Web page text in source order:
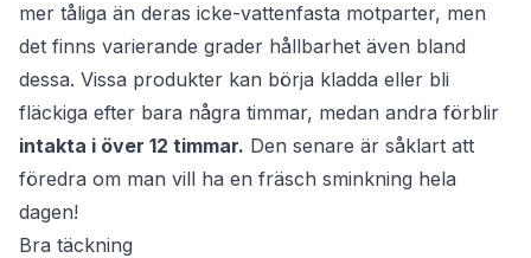
mer tåliga än deras icke-vattenfasta motparter, men
det finns varierande grader hållbarhet även bland
dessa. Vissa produkter kan börja kladda eller bli
fläckiga efter bara några timmar, medan andra förblir
intakta i över 12 timmar. Den senare är såklart att
föredra om man vill ha en fräsch sminkning hela
dagen!
Bra täckning